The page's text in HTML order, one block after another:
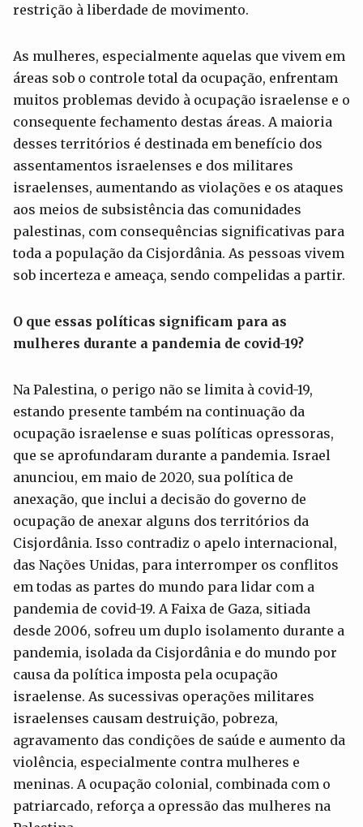
restrição à liberdade de movimento.
As mulheres, especialmente aquelas que vivem em
áreas sob o controle total da ocupação, enfrentam
muitos problemas devido à ocupação israelense e o
consequente fechamento destas áreas. A maioria
desses territórios é destinada em benefício dos
assentamentos israelenses e dos militares
israelenses, aumentando as violações e os ataques
aos meios de subsistência das comunidades
palestinas, com consequências significativas para
toda a população da Cisjordânia. As pessoas vivem
sob incerteza e ameaça, sendo compelidas a partir.
O que essas políticas significam para as
mulheres durante a pandemia de covid-19?
Na Palestina, o perigo não se limita à covid-19,
estando presente também na continuação da
ocupação israelense e suas políticas opressoras,
que se aprofundaram durante a pandemia. Israel
anunciou, em maio de 2020, sua política de
anexação, que inclui a decisão do governo de
ocupação de anexar alguns dos territórios da
Cisjordânia. Isso contradiz o apelo internacional,
das Nações Unidas, para interromper os conflitos
em todas as partes do mundo para lidar com a
pandemia de covid-19. A Faixa de Gaza, sitiada
desde 2006, sofreu um duplo isolamento durante a
pandemia, isolada da Cisjordânia e do mundo por
causa da política imposta pela ocupação
israelense. As sucessivas operações militares
israelenses causam destruição, pobreza,
agravamento das condições de saúde e aumento da
violência, especialmente contra mulheres e
meninas. A ocupação colonial, combinada com o
patriarcado, reforça a opressão das mulheres na